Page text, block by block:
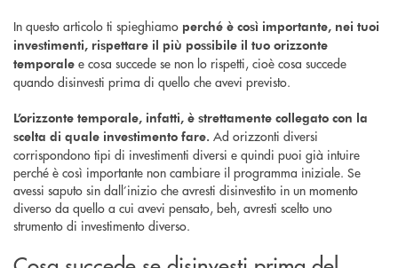
In questo articolo ti spieghiamo perché è così importante, nei tuoi
investimenti, rispettare il più possibile il tuo orizzonte
temporale e cosa succede se non lo rispetti, cioè cosa succede
quando disinvesti prima di quello che avevi previsto.
L’orizzonte temporale, infatti, è strettamente collegato con la
scelta di quale investimento fare. Ad orizzonti diversi
corrispondono tipi di investimenti diversi e quindi puoi già intuire
perché è così importante non cambiare il programma iniziale. Se
avessi saputo sin dall’inizio che avresti disinvestito in un momento
diverso da quello a cui avevi pensato, beh, avresti scelto uno
strumento di investimento diverso.